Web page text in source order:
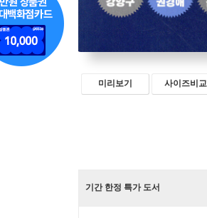
미리보기 사이즈비교
기간 한정 특가 도서